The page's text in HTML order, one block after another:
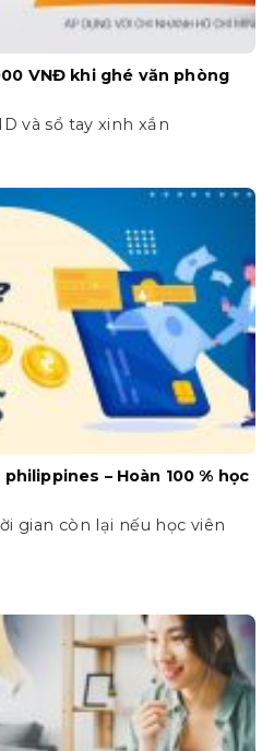
VNĐ khi ghé văn phòng
và sổ tay xinh xắn
– Hoàn 100 % học
gian còn lại nếu học viên